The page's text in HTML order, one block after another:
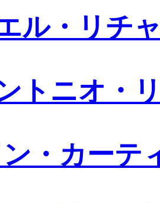
ル・リチ
トニオ・
・カーテ